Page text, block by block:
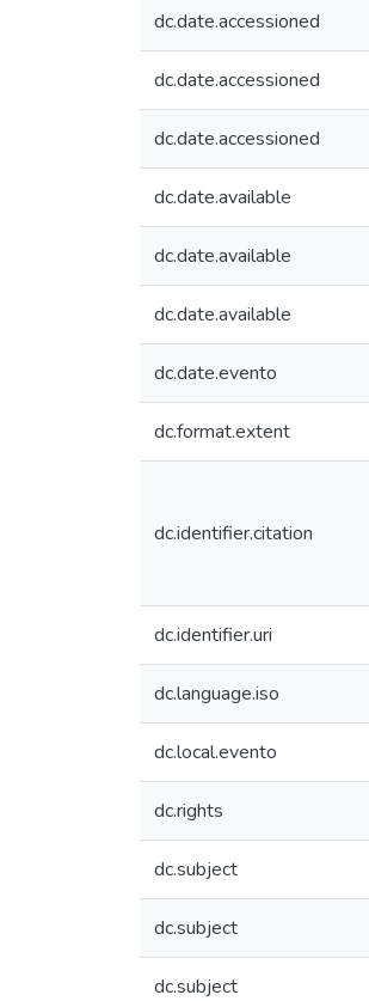
dc.date.accessioned
dc.date.accessioned
dc.date.accessioned
dc.date.available
dc.date.available
dc.date.available
dc.date.evento
dc.format.extent
dc.identifier.citation
dc.identifier.uri
dc.language.iso
dc.local.evento
dc.rights
dc.subject
dc.subject
dc.subject